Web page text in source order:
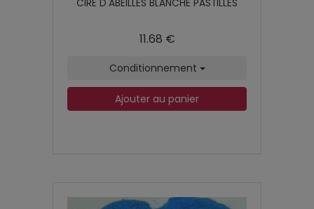
CIRE D'ABEILLES BLANCHE PASTILLES
11.68 €
Conditionnement
Ajouter au panier